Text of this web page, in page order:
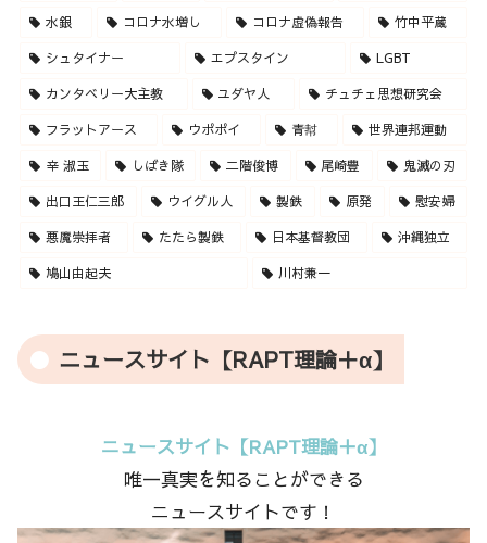
水銀 コロナ水増し コロナ虚偽報告 竹中平蔵
シュタイナー エプスタイン LGBT
カンタベリー大主教 ユダヤ人 チュチェ思想研究会
フラットアース ウポポイ 青幇 世界連邦運動
辛 淑玉 しばき隊 二階俊博 尾崎豊 鬼滅の刃
出口王仁三郎 ウイグル人 製鉄 原発 慰安婦
悪魔崇拝者 たたら製鉄 日本基督教団 沖縄独立
鳩山由起夫 川村兼一
ニュースサイト【RAPT理論＋α】
ニュースサイト【RAPT理論＋α】
唯一真実を知ることができる
ニュースサイトです！